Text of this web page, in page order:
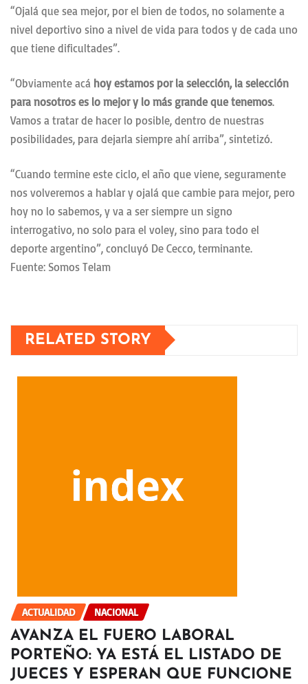
“Ojalá que sea mejor, por el bien de todos, no solamente a
nivel deportivo sino a nivel de vida para todos y de cada uno
que tiene dificultades”.
“Obviamente acá hoy estamos por la selección, la selección
para nosotros es lo mejor y lo más grande que tenemos.
Vamos a tratar de hacer lo posible, dentro de nuestras
posibilidades, para dejarla siempre ahí arriba”, sintetizó.
“Cuando termine este ciclo, el año que viene, seguramente
nos volveremos a hablar y ojalá que cambie para mejor, pero
hoy no lo sabemos, y va a ser siempre un signo
interrogativo, no solo para el voley, sino para todo el
deporte argentino”, concluyó De Cecco, terminante.
Fuente: Somos Telam
RELATED STORY
ACTUALIDAD NACIONAL
AVANZA EL FUERO LABORAL
PORTEÑO: YA ESTÁ EL LISTADO DE
JUECES Y ESPERAN QUE FUNCIONE